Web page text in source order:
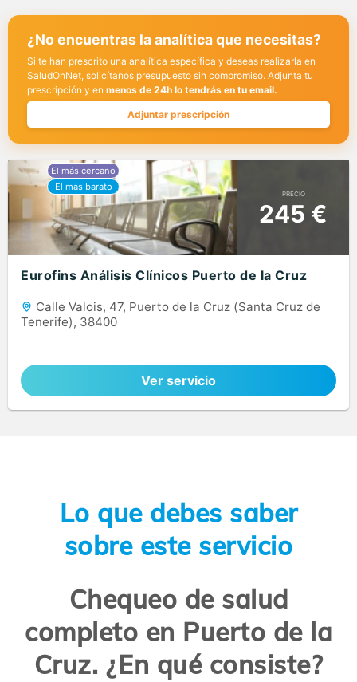
¿No encuentras la analítica que necesitas?
Si te han prescrito una analítica específica y deseas realizarla en
SaludOnNet, solicítanos presupuesto sin compromiso. Adjunta tu
prescripción y en menos de 24h lo tendrás en tu email.
Adjuntar prescripción
PRECIO
245 €
Eurofins Análisis Clínicos Puerto de la Cruz
Calle Valois, 47, Puerto de la Cruz (Santa Cruz de
Tenerife), 38400
Ver servicio
Lo que debes saber
sobre este servicio
Chequeo de salud
completo en Puerto de la
Cruz. ¿En qué consiste?